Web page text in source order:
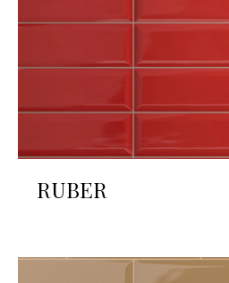
RUBER